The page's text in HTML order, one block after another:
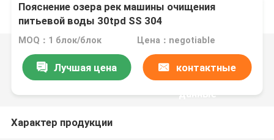
Пояснение озера рек машины очищения
питьевой воды 30tpd SS 304
MOQ：1 блок/блок Цена：negotiable
Лучшая цена контактные
данные
Характер продукции